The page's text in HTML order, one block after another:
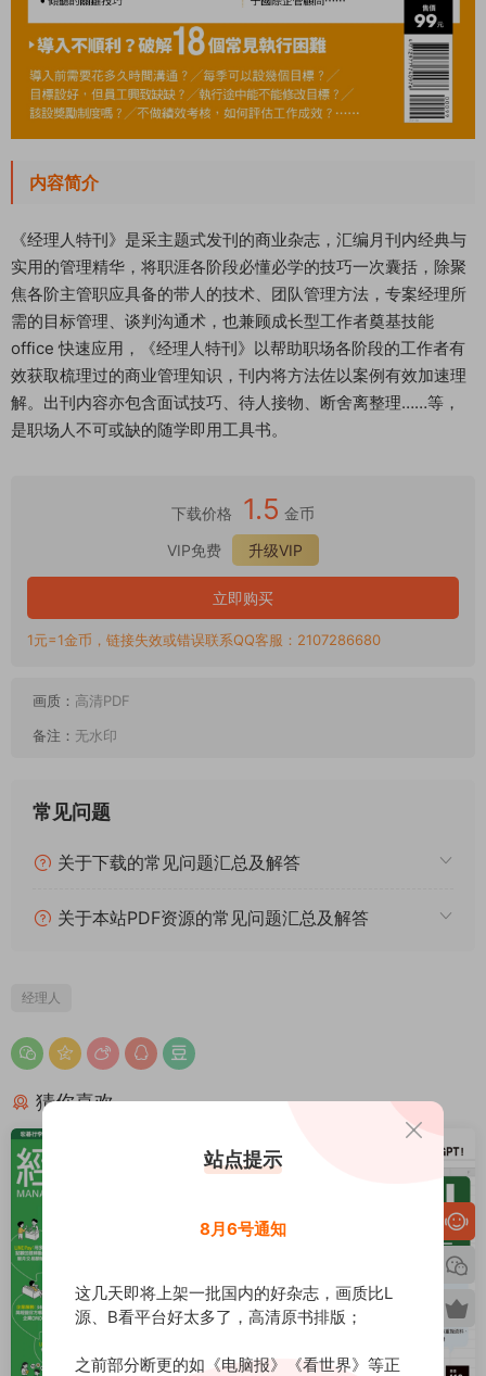
内容简介
《经理人特刊》是采主题式发刊的商业杂志，汇编月刊内经典与
实用的管理精华，将职涯各阶段必懂必学的技巧一次囊括，除聚
焦各阶主管职应具备的带人的技术、团队管理方法，专案经理所
需的目标管理、谈判沟通术，也兼顾成长型工作者奠基技能
office 快速应用，《经理人特刊》以帮助职场各阶段的工作者有
效获取梳理过的商业管理知识，刊内将方法佐以案例有效加速理
解。出刊内容亦包含面试技巧、待人接物、断舍离整理……等，
是职场人不可或缺的随学即用工具书。
下载价格 1.5 金币
VIP免费
升级VIP
立即购买
1元=1金币，链接失效或错误联系QQ客服：2107286680
画质： 高清PDF
备注： 无水印
常见问题
关于下载的常见问题汇总及解答
关于本站PDF资源的常见问题汇总及解答
经理人
猜你喜欢
站点提示
8月6号通知
这几天即将上架一批国内的好杂志，画质比L
源、B看平台好太多了，高清原书排版；
之前部分断更的如《电脑报》《看世界》等正